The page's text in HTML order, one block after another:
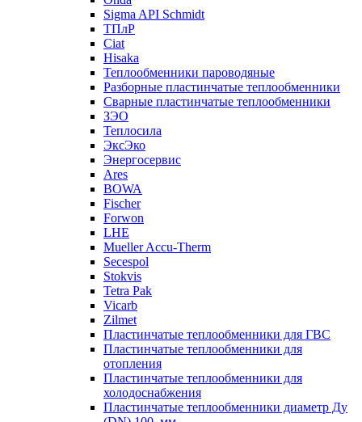
Sigma API Schmidt
ТПлР
Ciat
Hisaka
Теплообменники пароводяные
Разборные пластинчатые теплообменники
Сварные пластинчатые теплообменники
ЗЭО
Теплосила
ЭксЭко
Энергосервис
Ares
BOWA
Fischer
Forwon
LHE
Mueller Accu-Therm
Secespol
Stokvis
Tetra Pak
Vicarb
Zilmet
Пластинчатые теплообменники для ГВС
Пластинчатые теплообменники для
отопления
Пластинчатые теплообменники для
холодоснабжения
Пластинчатые теплообменники диаметр Ду